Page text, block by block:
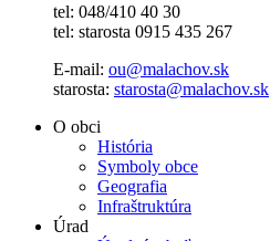
tel: 048/410 40 30
tel: starosta 0915 435 267
E-mail: ou@malachov.sk
starosta: starosta@malachov.sk
O obci
História
Symboly obce
Geografia
Infraštruktúra
Úrad